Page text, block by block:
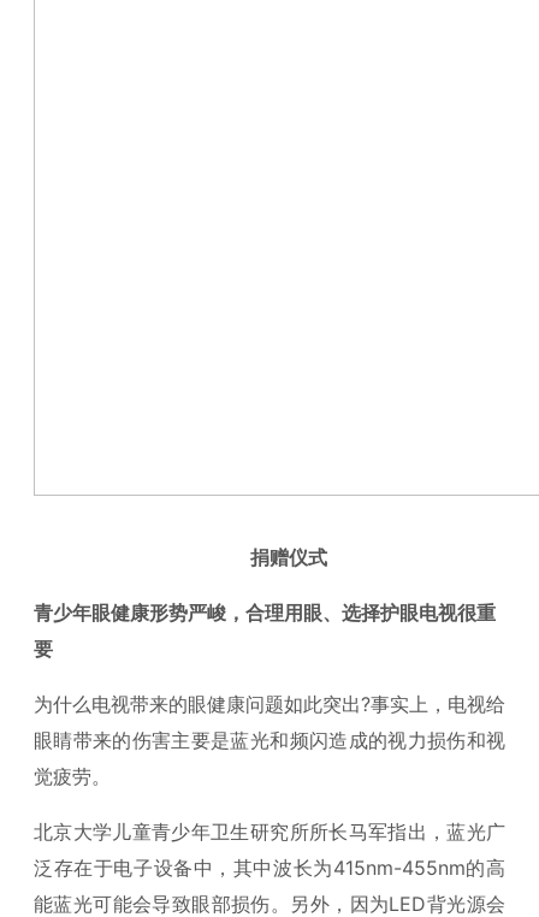
捐赠仪式
青少年眼健康形势严峻， 合理用眼、选择护眼电视很重
要
为什么电视带来的眼健康问题如此突出?事实上，电视给
眼睛带来的伤害主要是蓝光和频闪造成的视力损伤和视
觉疲劳。
北京大学儿童青少年卫生研究所所长马军指出，蓝光广
泛存在于电子设备中，其中波长为415nm-455nm的高
能蓝光可能会导致眼部损伤。另外，因为LED背光源会